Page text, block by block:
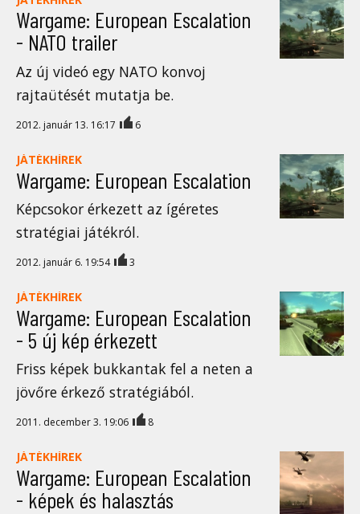
Wargame: European Escalation
- NATO trailer
Az új videó egy NATO konvoj
rajtaütését mutatja be.
2012. január 13. 16:17 6
JÁTÉKHÍREK
Wargame: European Escalation
Képcsokor érkezett az ígéretes
stratégiai játékról.
2012. január 6. 19:54 3
JÁTÉKHÍREK
Wargame: European Escalation
- 5 új kép érkezett
Friss képek bukkantak fel a neten a
jövőre érkező stratégiából.
2011. december 3. 19:06 8
JÁTÉKHÍREK
Wargame: European Escalation
- képek és halasztás